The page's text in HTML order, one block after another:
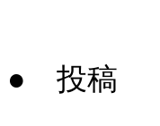
● 投稿